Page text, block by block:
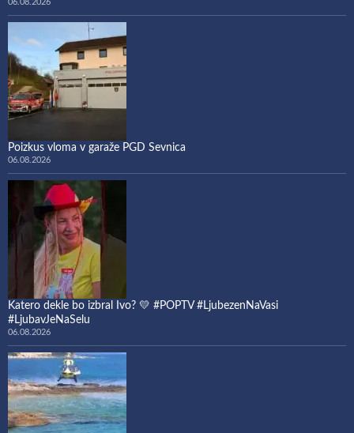
06.08.2026
Poizkus vloma v garaže PGD Sevnica
06.08.2026
Katero dekle bo izbral Ivo? 💛 #POPTV #LjubezenNaVasi
#LjubavJeNaSelu
06.08.2026